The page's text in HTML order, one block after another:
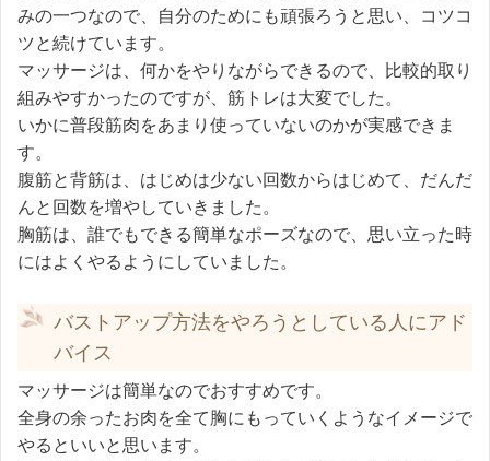
みの一つなので、自分のためにも頑張ろうと思い、コツコ
ツと続けています。
マッサージは、何かをやりながらできるので、比較的取り
組みやすかったのですが、筋トレは大変でした。
いかに普段筋肉をあまり使っていないのかが実感できま
す。
腹筋と背筋は、はじめは少ない回数からはじめて、だんだ
んと回数を増やしていきました。
胸筋は、誰でもできる簡単なポーズなので、思い立った時
にはよくやるようにしていました。
バストアップ方法をやろうとしている人にアド
バイス
マッサージは簡単なのでおすすめです。
全身の余ったお肉を全て胸にもっていくようなイメージで
やるといいと思います。